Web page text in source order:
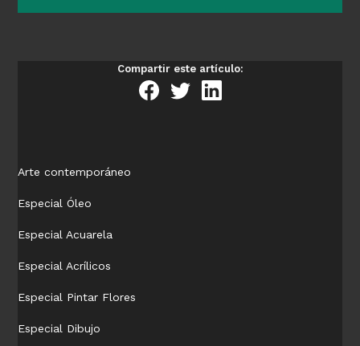
Compartir este artículo:
Arte contemporáneo
Especial Óleo
Especial Acuarela
Especial Acrílicos
Especial Pintar Flores
Especial Dibujo